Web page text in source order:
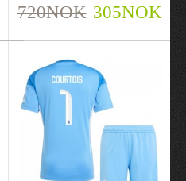
720NOK 305NOK